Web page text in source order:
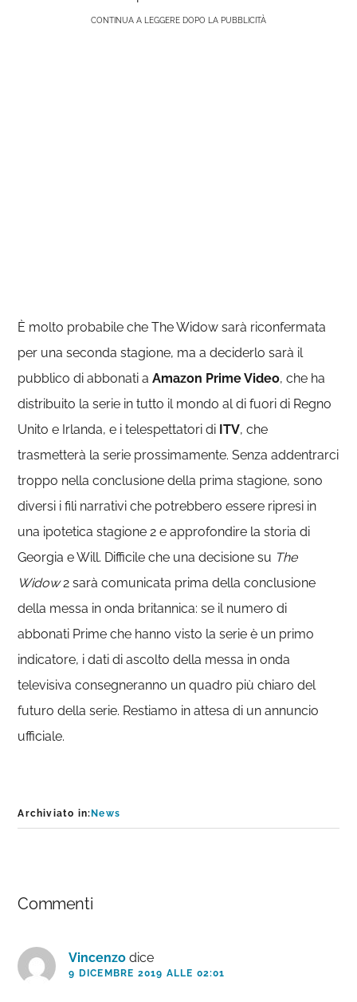
CONTINUA A LEGGERE DOPO LA PUBBLICITÀ
È molto probabile che The Widow sarà riconfermata
per una seconda stagione, ma a deciderlo sarà il
pubblico di abbonati aAmazon Prime Video, che ha
distribuito la serie in tutto il mondo al di fuori di Regno
Unito e Irlanda, e i telespettatori di ITV, che
trasmetterà la serie prossimamente. Senza addentrarci
troppo nella conclusione della prima stagione, sono
diversi i fili narrativi che potrebbero essere ripresi in
una ipotetica stagione 2 e approfondire la storia di
Georgia e Will. Difficile che una decisione su The
Widow2 sarà comunicata prima della conclusione
della messa in onda britannica: se il numero di
abbonati Prime che hanno visto la serie è un primo
indicatore, i dati di ascolto della messa in onda
televisiva consegneranno un quadro più chiaro del
futuro della serie. Restiamo in attesa di un annuncio
ufficiale.
Archiviato in: News
del
lettore
Commenti
Vincenzo dice
9 DICEMBRE 2019 ALLE 02:01